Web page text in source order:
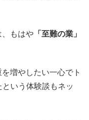
、もはや 「至難の業」
増やしたい一心でト
いう体験談もネッ